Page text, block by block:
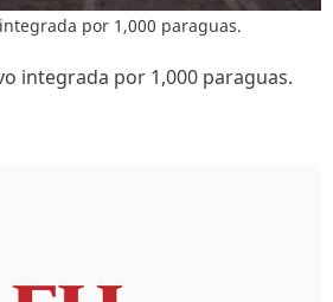
por 1,000 paraguas.
integrada por 1,000 paraguas.